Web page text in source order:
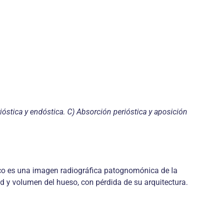
y endóstica. C) Absorción perióstica y aposición
es una imagen radiográfica patognomónica de la
y volumen del hueso, con pérdida de su arquitectura.